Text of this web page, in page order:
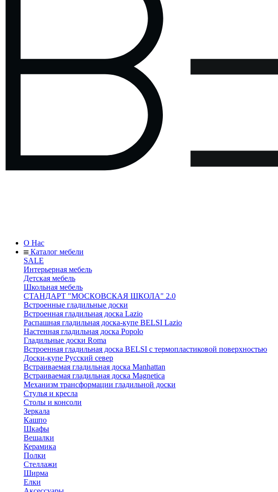
О Нас
Каталог мебели
SALE
Интерьерная мебель
Детская мебель
Школьная мебель
СТАНДАРТ "МОСКОВСКАЯ ШКОЛА" 2.0
Встроенные гладильные доски
Встроенная гладильная доска Lazio
Распашная гладильная доска-купе BELSI Lazio
Настенная гладильная доска Popolo
Гладильные доски Roma
Встроенная гладильная доска BELSI с термопластиковой поверхностью
Доски-купе Русский север
Встраиваемая гладильная доска Manhattan
Встраиваемая гладильная доска Magnetica
Механизм трансформации гладильной доски
Стyлья и кресла
Столы и консоли
Зеркала
Кашпо
Шкафы
Вешалки
Керамика
Полки
Стеллажи
Ширма
Елки